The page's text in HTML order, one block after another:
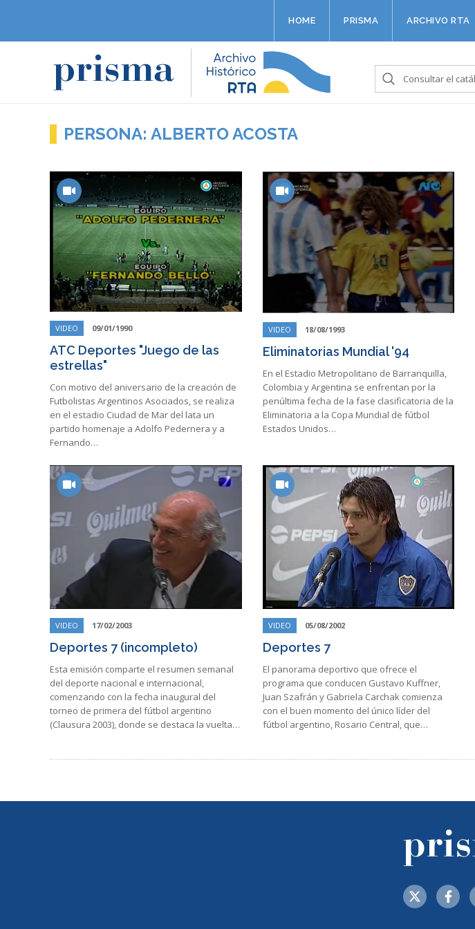
HOME PRISMA ARCHIVO RTA
PERSONA: ALBERTO ACOSTA
VIDEO 09/01/1990
ATC Deportes "Juego de las
estrellas"
Con motivo del aniversario de la creación de
Futbolistas Argentinos Asociados, se realiza
en el estadio Ciudad de Mar del lata un
partido homenaje a Adolfo Pedernera y a
Fernando…
VIDEO 18/08/1993
Eliminatorias Mundial '94
En el Estadio Metropolitano de Barranquilla,
Colombia y Argentina se enfrentan por la
penúltima fecha de la fase clasificatoria de la
Eliminatoria a la Copa Mundial de fútbol
Estados Unidos…
VIDEO 17/02/2003
Deportes 7 (incompleto)
Esta emisión comparte el resumen semanal
del deporte nacional e internacional,
comenzando con la fecha inaugural del
torneo de primera del fútbol argentino
(Clausura 2003), donde se destaca la vuelta…
VIDEO 05/08/2002
Deportes 7
El panorama deportivo que ofrece el
programa que conducen Gustavo Kuffner,
Juan Szafrán y Gabriela Carchak comienza
con el buen momento del único líder del
fútbol argentino, Rosario Central, que…